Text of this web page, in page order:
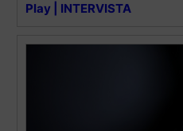
Play | INTERVISTA